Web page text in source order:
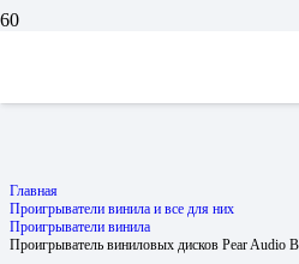
Главная
Проигрыватели винила и все для них
Проигрыватели винила
Проигрыватель виниловых дисков Pear Audio